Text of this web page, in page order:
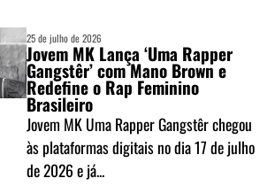
25 de julho de 2026
Jovem MK Lança ‘Uma Rapper
Gangstêr’ com Mano Brown e
Redefine o Rap Feminino
Brasileiro
Jovem MK Uma Rapper Gangstêr chegou
às plataformas digitais no dia 17 de julho
de 2026 e já...